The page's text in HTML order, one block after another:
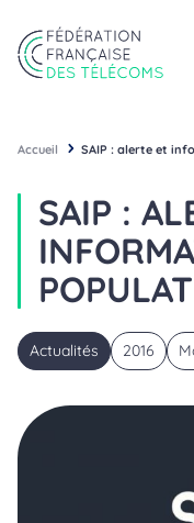
Accueil SAIP : alerte et
SAIP :
Actualités 2016